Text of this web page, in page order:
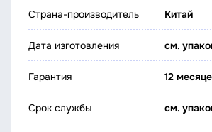
Страна-производитель Китай
Дата изготовления см.
Гарантия 12
Срок службы см.